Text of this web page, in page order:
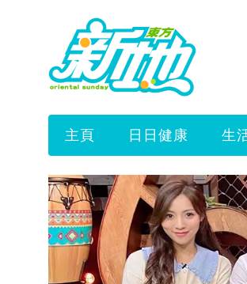
主頁 日日健康 生